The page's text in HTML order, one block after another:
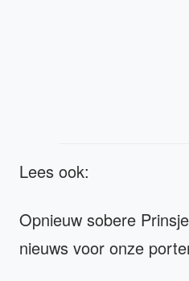
Lees ook:
Opnieuw sobere
nieuws voor onze